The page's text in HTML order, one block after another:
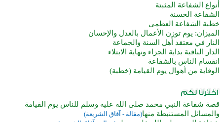
أنواع الشفاعة المثبتة
الشفاعة الحسنة
خطبة الشفاعة العظمى
الميزان: يوم توزن الأعمال بالعدل والإحسان
النار في معتقد أهل السنة والجماعة
الدار الباقية بداية الجزاء ونهاية الابتلاء
انقسام الناس بالشفاعة
الوقاية من أهوال يوم القيامة (خطبة)
قصة شفاعة النبي محمد صلى الله عليه وسلم للناس يوم القيامة
والمسائل المستنبطة منها(مقالة - آفاق الشريعة)